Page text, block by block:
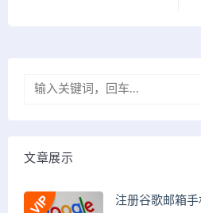
文章展示
注册谷歌邮箱